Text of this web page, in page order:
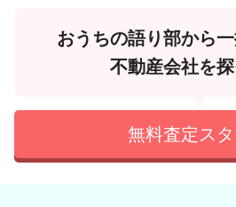
おうちの語り部から一
不動産会社を探
無料査定スタ